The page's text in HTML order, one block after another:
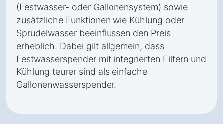
(Festwasser- oder Gallonensystem) sowie
zusätzliche Funktionen wie Kühlung oder
Sprudelwasser beeinflussen den Preis
erheblich. Dabei gilt allgemein, dass
Festwasserspender mit integrierten Filtern und
Kühlung teurer sind als einfache
Gallonenwasserspender.